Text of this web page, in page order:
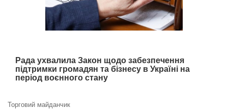
Рада ухвалила Закон щодо забезпечення
підтримки громадян та бізнесу в Україні на
період воєнного стану
Торговий майданчик